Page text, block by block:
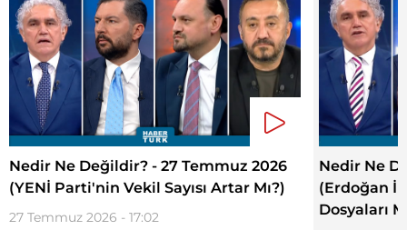
Nedir Ne Değildir? - 27 Temmuz 2026
(YENİ Parti'nin Vekil Sayısı Artar Mı?)
27 Temmuz 2026 - 17:02
Nedir Ne
(Erdoğan
Dosyaları